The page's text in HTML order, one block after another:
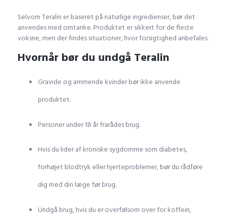
Selvom Teralin er baseret på naturlige ingredienser, bør det
anvendes med omtanke. Produktet er sikkert for de fleste
voksne, men der findes situationer, hvor forsigtighed anbefales.
Hvornår bør du undgå Teralin
Gravide og ammende kvinder bør ikke anvende
produktet.
Personer under 18 år frarådes brug.
Hvis du lider af kroniske sygdomme som diabetes,
forhøjet blodtryk eller hjerteproblemer, bør du rådføre
dig med din læge før brug.
Undgå brug, hvis du er overfølsom over for koffein,